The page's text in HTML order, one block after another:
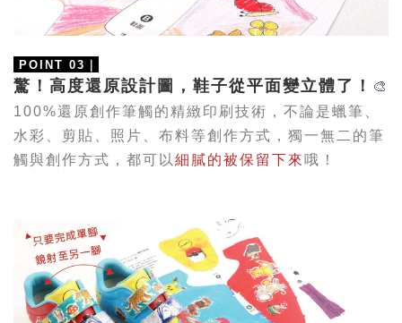
POINT 03
驚！高度還原設計圖，鞋子從平面變立體了！
🎨
100%還原創作筆觸的精緻印刷技術，不論是蠟筆、
水彩、剪貼、照片、布料等創作方式，獨一無二的筆
觸與創作方式，都可以 細膩的被保留下來 哦！